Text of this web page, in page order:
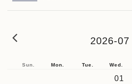
2026-07
Sun. Mon. Tue. Wed.
01